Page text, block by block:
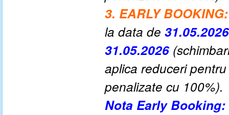
3. EARLY BOOKING:
la data de 31.05.2026
31.05.2026
aplica reduceri
penalizate cu 100%).
Nota Early Booking: